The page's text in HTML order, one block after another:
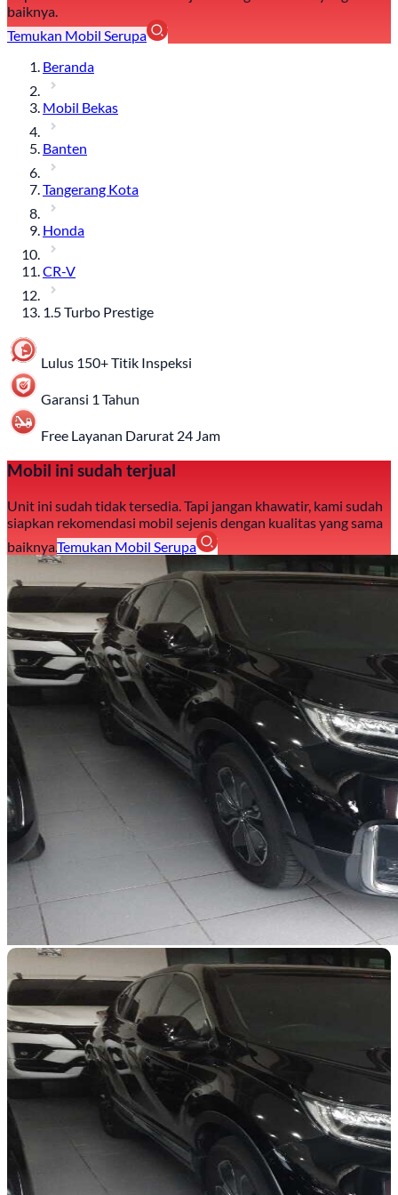
baiknya.
Temukan Mobil Serupa
Beranda
Mobil Bekas
Banten
Tangerang Kota
Honda
CR-V
1.5 Turbo Prestige
Lulus 150+ Titik Inspeksi
Garansi 1 Tahun
Free Layanan Darurat 24 Jam
Mobil ini sudah terjual
Unit ini sudah tidak tersedia. Tapi jangan khawatir, kami sudah
siapkan rekomendasi mobil sejenis dengan kualitas yang sama
baiknya.Temukan Mobil Serupa